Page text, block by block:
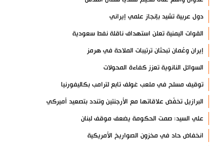
دول عربية تشيد بإنجاز علمي إيراني
القوات اليمنية تعلن استهداف ناقلة نفط سعودية
إيران وعُمان تبحثان ترتيبات الملاحة في هرمز
السوائل النانوية تعزز كفاءة المحولات
توقيف مسلح في ملعب غولف تابع لترامب بكاليفورنيا
البرازيل تخفّض علاقاتها مع الأرجنتين وتندد بتصعيد أميركي
علي السيد: صمت الحكومة يضعف موقف لبنان
انخفاض حاد في مخزون الصواريخ الأمريكية